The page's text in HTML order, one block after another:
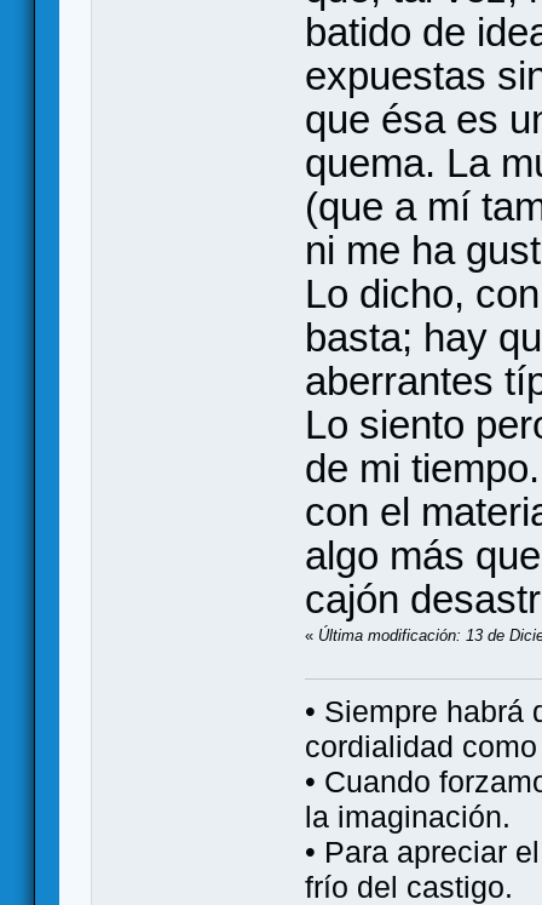
batido de
expuestas
que ésa es
quema. La
(que a mí
ni me ha
Lo dicho,
basta; hay
aberrantes
Lo siento
de mi
con el
algo más
cajón
« Última modificación: 13 de
• Siempre habrá
cordialidad
• Cuando
la imaginación.
• Para apreciar
frío del castigo.